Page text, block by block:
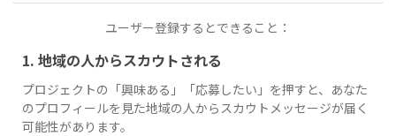
ユーザー登録するとできること：
1. 地域の人からスカウトされる
プロジェクトの「興味ある」「応募したい」を押すと、あなた
のプロフィールを見た地域の人からスカウトメッセージが届く
可能性があります。